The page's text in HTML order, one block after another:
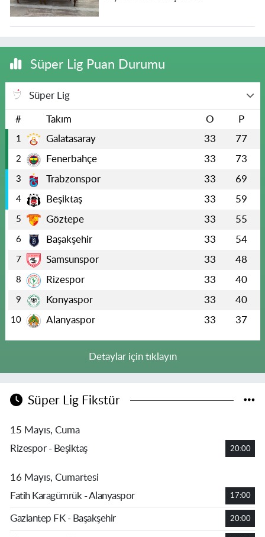
Süper Lig Puan Durumu
Süper Lig
# Takım O P
1 Galatasaray 33 77
2 Fenerbahçe 33 73
3 Trabzonspor 33 69
4 Beşiktaş 33 59
5 Göztepe 33 55
6 Başakşehir 33 54
7 Samsunspor 33 48
8 Rizespor 33 40
9 Konyaspor 33 40
10 Alanyaspor 33 37
Detaylar için tıklayın
Süper Lig Fikstür
15 Mayıs, Cuma
Rizespor - Beşiktaş
20:00
16 Mayıs, Cumartesi
Fatih Karagümrük - Alanyaspor
17:00
Gaziantep FK - Başakşehir 20:00